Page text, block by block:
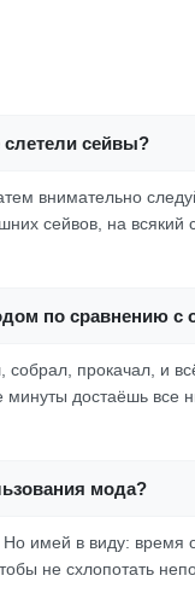
слетели сейвы?
внимательно
сейвов, на всякий
по сравнению с
прокачал, и
достаёшь все
мода?
имей в виду: время
не схлопотать